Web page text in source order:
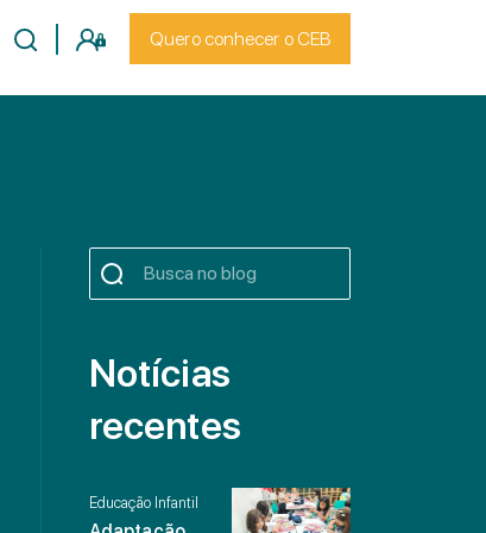
Quero conhecer o CEB
Notícias
recentes
Educação Infantil